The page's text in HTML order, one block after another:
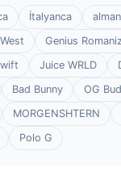
İtalyanca
Genius
Juice WRLD
Bad Bunny
OG
MORGENSHTERN
Polo G